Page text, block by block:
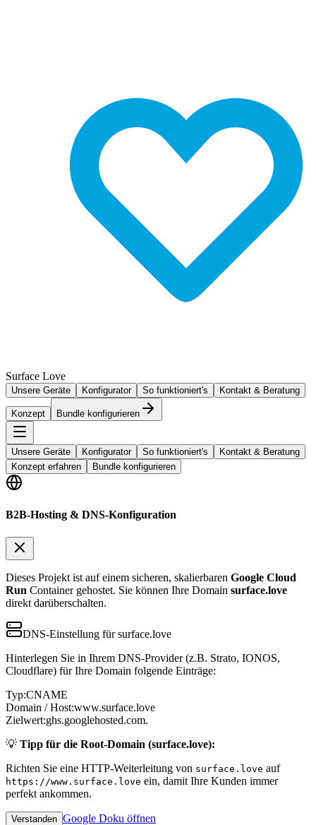
Surface Love
Unsere Geräte Konfigurator So funktioniert's Kontakt & Beratung
Konzept Bundle konfigurieren
Unsere Geräte Konfigurator So funktioniert's
Kontakt & Beratung
Konzept erfahren
Bundle konfigurieren
B2B-Hosting & DNS-Konfiguration
Dieses Projekt ist auf einem sicheren, skalierbaren Google Cloud
Run Container gehostet. Sie können Ihre Domain surface.love
direkt darüberschalten.
DNS-Einstellung für surface.love
Hinterlegen Sie in Ihrem DNS-Provider (z.B. Strato, IONOS,
Cloudflare) für Ihre Domain folgende Einträge:
Typ:CNAME
Domain / Host:www.surface.love
Zielwert:ghs.googlehosted.com.
💡 Tipp für die Root-Domain (surface.love):
Richten Sie eine HTTP-Weiterleitung von surface.love auf
https://www.surface.love ein, damit Ihre Kunden immer
perfekt ankommen.
Verstanden Google Doku öffnen